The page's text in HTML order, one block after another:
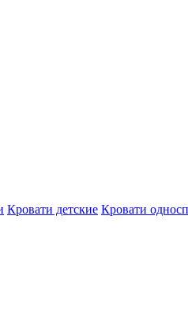
Кровати детские Кровати